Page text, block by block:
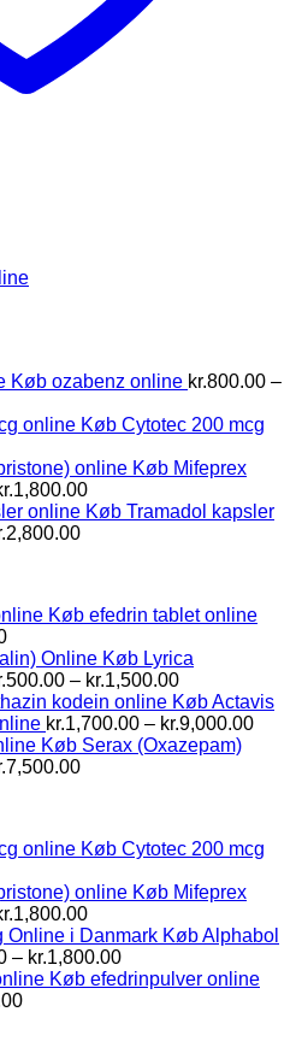
Køb ozabenz online kr.800.00 –
Køb Cytotec 200 mcg
Køb Mifeprex
1,800.00
Køb Tramadol kapsler
2,800.00Prisinterval:
Køb efedrin tablet online
Prisinterval:
kr.600.00
til
kr.1,100.00
Køb Lyrica
500.00 – kr.1,500.00Prisinterval:
kr.500.00
til
kr.1,500.00
Køb Actavis
kr.1,700.00 – kr.9,000.00
Køb Serax (Oxazepam)
7,500.00Prisinterval:
Køb Cytotec 200 mcg
Køb Mifeprex
1,800.00
Køb Alphabol
– kr.1,800.00Prisinterval:
kr.500.00
Køb efedrinpulver online
Prisinterval: